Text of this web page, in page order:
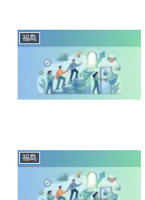
福島
福島